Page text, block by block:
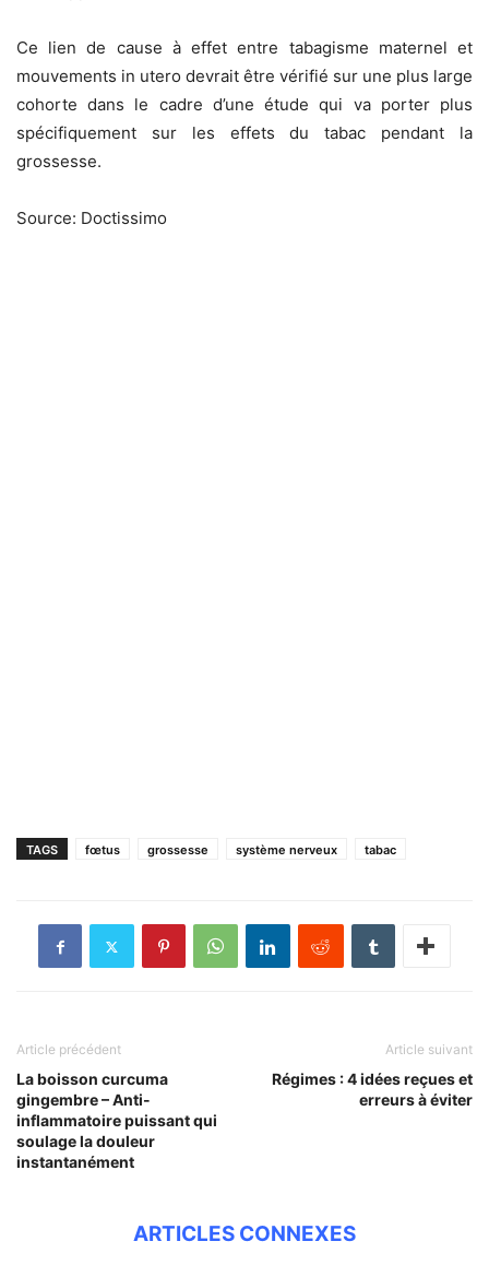
Ce lien de cause à effet entre tabagisme maternel et
mouvements in utero devrait être vérifié sur une plus large
cohorte dans le cadre d’une étude qui va porter plus
spécifiquement sur les effets du tabac pendant la
grossesse.
Source: Doctissimo
TAGS fœtus grossesse système nerveux tabac
Article précédent
La boisson curcuma
gingembre – Anti-
inflammatoire puissant qui
soulage la douleur
instantanément
Article suivant
Régimes : 4 idées reçues et
erreurs à éviter
ARTICLES CONNEXES